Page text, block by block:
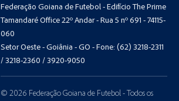
Federação Goiana de Futebol - Edifício The Prime
Tamandaré Office 22º Andar - Rua 5 nº 691 - 74115-
060
Setor Oeste - Goiânia - GO - Fone: (62) 3218-2311
/ 3218-2360 / 3920-9050
© 2026 Federação Goiana de Futebol - Todos os